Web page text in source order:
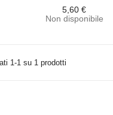
5,60 €
Non disponibile
1-1 su 1 prodotti